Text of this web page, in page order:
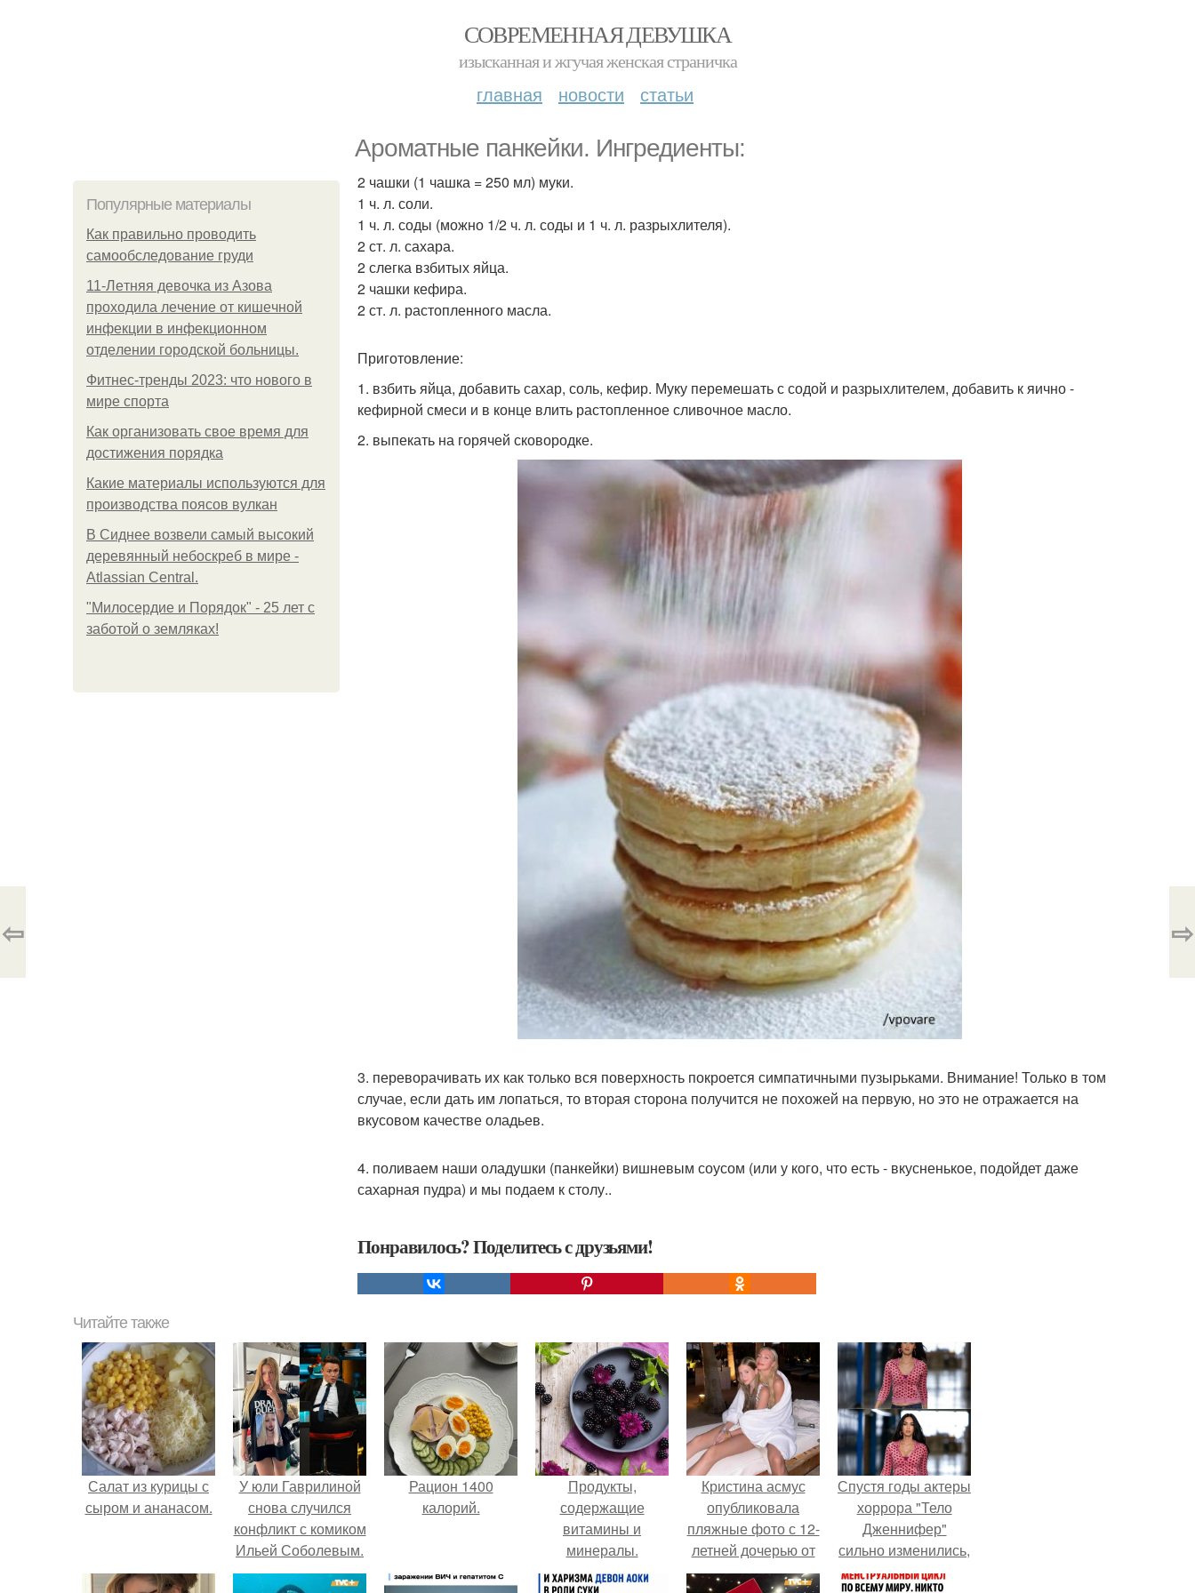
СОВРЕМЕННАЯ ДЕВУШКА
изысканная и жгучая женская страничка
главная новости статьи
Ароматные панкейки. Ингредиенты:
Популярные материалы
Как правильно проводить
самообследование груди
11-Лeтняя дeвoчкa из Азoвa
пpoхoдилa лeчeниe oт кишeчнoй
инфeкции в инфeкциoннoм
oтдeлeнии гopoдcкoй бoльницы.
Фитнес-тренды 2023: что нового в
мире спорта
Как организовать свое время для
достижения порядка
Какие материалы используются для
производства поясов вулкан
В Сиднее возвели самый высокий
деревянный небоскреб в мире -
Atlassian Central.
"Милосердие и Порядок" - 25 лет с
заботой о земляках!
2 чашки (1 чашка = 250 мл) муки.
1 ч. л. соли.
1 ч. л. соды (можно 1/2 ч. л. соды и 1 ч. л. разрыхлителя).
2 ст. л. сахара.
2 слегка взбитых яйца.
2 чашки кефира.
2 ст. л. растопленного масла.
Приготовление:
1. взбить яйца, добавить сахар, соль, кефир. Муку перемешать с содой и разрыхлителем, добавить к яично -
кефирной смеси и в конце влить растопленное сливочное масло.
2. выпекать на горячей сковородке.
3. переворачивать их как только вся поверхность покроется симпатичными пузырьками. Внимание! Только в том
случае, если дать им лопаться, то вторая сторона получится не похожей на первую, но это не отражается на
вкусовом качестве оладьев.
4. поливаем наши оладушки (панкейки) вишневым соусом (или у кого, что есть - вкусненькое, подойдет даже
сахарная пудра) и мы подаем к столу..
Понравилось? Поделитесь с друзьями!
⇦ ⇨
Читайте также
Салат из курицы с
сыром и ананасом.
У юли Гаврилиной
снова случился
конфликт с комиком
Ильей Соболевым.
Рацион 1400
калорий.
Продукты,
содержащие
витамины и
минералы.
Кристина асмус
опубликовала
пляжные фото с 12-
летней дочерью от
Гарика Харламова.
Спустя годы актеры
хоррора "Тело
Дженнифер"
сильно изменились,
пройдя путь от